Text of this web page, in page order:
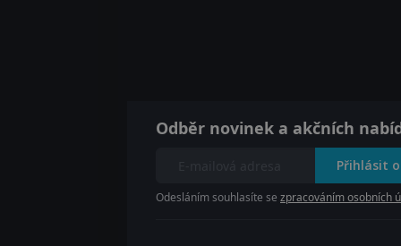
Odběr novinek a akčních
Přihlásit
Odesláním souhlasíte se zpracováním osobních